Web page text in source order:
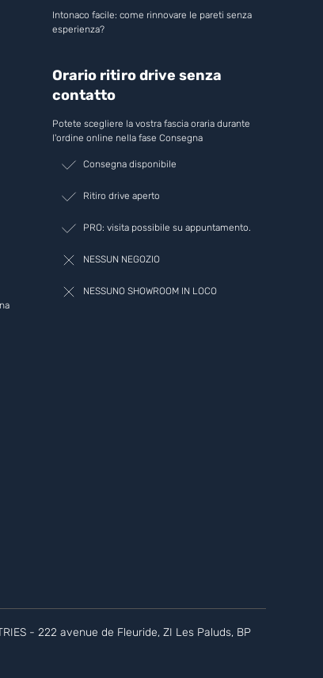
Intonaco facile: come rinnovare le pareti senza
esperienza?
Orario ritiro drive senza
contatto
Potete scegliere la vostra fascia oraria durante
l'ordine online nella fase Consegna
Consegna disponibile
Ritiro drive aperto
PRO: visita possibile su appuntamento.
NESSUN NEGOZIO
NESSUNO SHOWROOM IN LOCO
- 222 avenue de Fleuride, ZI Les Paluds, BP